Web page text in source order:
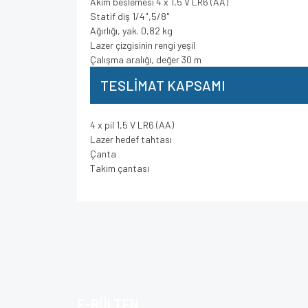
Statif diş 1/4",5/8"
Ağırlığı, yak. 0,82 kg
Lazer çizgisinin rengi yeşil
Çalışma aralığı, değer 30 m
TESLİMAT KAPSAMI
4 x pil 1,5 V LR6 (AA)
Lazer hedef tahtası
Çanta
Takım çantası